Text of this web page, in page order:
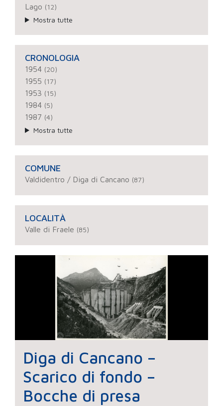
Lago (12)
Mostra tutte
CRONOLOGIA
1954 (20)
1955 (17)
1953 (15)
1984 (5)
1987 (4)
Mostra tutte
COMUNE
Valdidentro / Diga di Cancano (87)
LOCALITÀ
Valle di Fraele (85)
Diga di Cancano –
Scarico di fondo –
Bocche di presa